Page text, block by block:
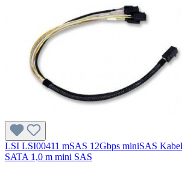
LSI LSI00411 mSAS 12Gbps miniSAS
SATA 1,0 m mini SAS